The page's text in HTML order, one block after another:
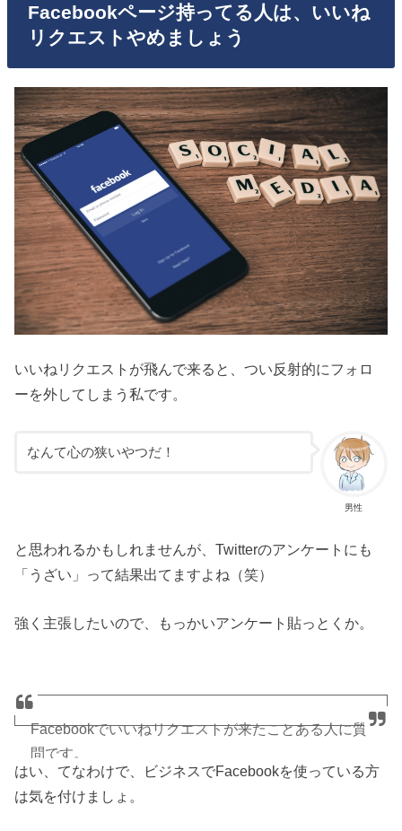
Facebookページ持ってる人は、いいね
リクエストやめましょう
いいねリクエストが飛んで来ると、つい反射的にフォロ
ーを外してしまう私です。
男性
なんて心の狭いやつだ！
と思われるかもしれませんが、Twitterのアンケートにも
「うざい」って結果出てますよね（笑）
強く主張したいので、もっかいアンケート貼っとくか。
Facebookでいいねリクエストが来たことある人に質
問です。
ぶっちゃけ、どうっすか？
はい、てなわけで、ビジネスでFacebookを使っている方
は気を付けましょ。